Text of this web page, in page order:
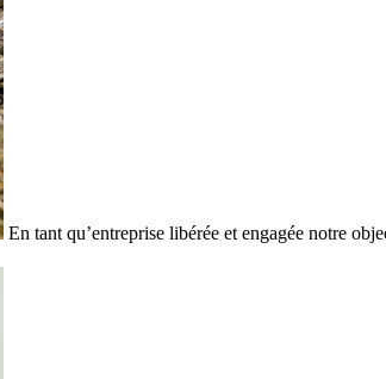
En tant qu’entreprise libérée et engagée notre